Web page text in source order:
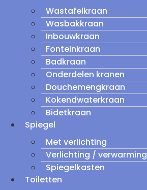
Wastafelkraan
Wasbakkraan
Inbouwkraan
Fonteinkraan
Badkraan
Onderdelen kranen
Douchemengkraan
Kokendwaterkraan
Bidetkraan
Spiegel
Met verlichting
Verlichting / verwarming
Spiegelkasten
Toiletten